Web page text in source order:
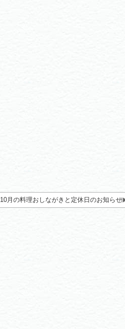
10月の料理おしながきと定休日のお知らせ